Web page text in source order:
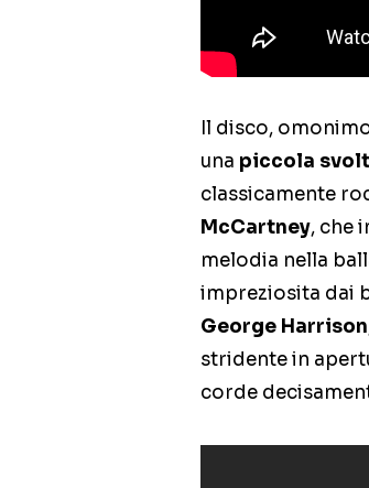
Il disco,
una piccola
classicamente
McCartney, che
melodia nella
impreziosita dai
George Harrison
stridente in
corde